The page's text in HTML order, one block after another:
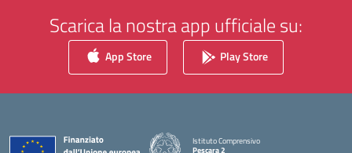
Scarica la nostra app ufficiale su:
App Store Play Store
Istituto Comprensivo
Pescara 2